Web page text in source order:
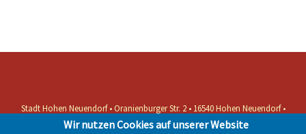
Stadt Hohen Neuendorf • Oranienburger Str. 2 • 16540 Hohen Neuendorf •
Telefon 03303-528-0
Wir nutzen Cookies auf unserer Website